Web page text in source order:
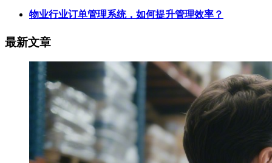
物业行业订单管理系统，如何提升管理效率？
最新文章